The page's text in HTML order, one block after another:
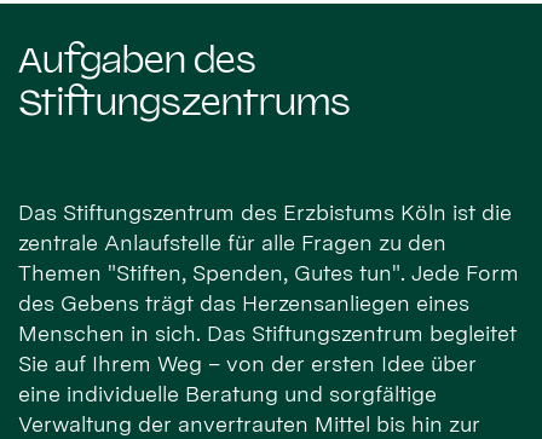
Aufgaben des
Stiftungszentrums
Das Stiftungszentrum des Erzbistums Köln ist die
zentrale Anlaufstelle für alle Fragen zu den
Themen "Stiften, Spenden, Gutes tun". Jede Form
des Gebens trägt das Herzensanliegen eines
Menschen in sich. Das Stiftungszentrum begleitet
Sie auf Ihrem Weg – von der ersten Idee über
eine individuelle Beratung und sorgfältige
Verwaltung der anvertrauten Mittel bis hin zur